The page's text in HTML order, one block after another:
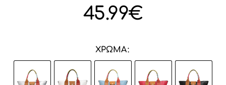
45.99€
ΧΡΏΜΑ